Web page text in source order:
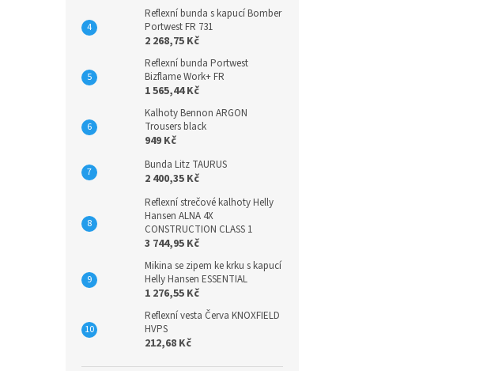
Reflexní bunda s kapucí Bomber
Portwest FR 731
2 268,75 Kč
Reflexní bunda Portwest
Bizflame Work+ FR
1 565,44 Kč
Kalhoty Bennon ARGON
Trousers black
949 Kč
Bunda Litz TAURUS
2 400,35 Kč
Reflexní strečové kalhoty Helly
Hansen ALNA 4X
CONSTRUCTION CLASS 1
3 744,95 Kč
Mikina se zipem ke krku s kapucí
Helly Hansen ESSENTIAL
1 276,55 Kč
Reflexní vesta Červa KNOXFIELD
HVPS
212,68 Kč